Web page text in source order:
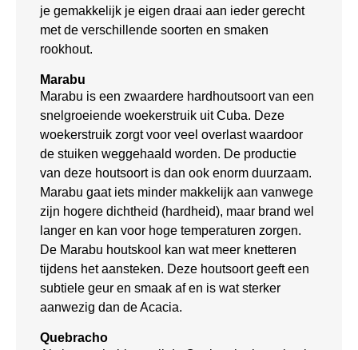
je gemakkelijk je eigen draai aan ieder gerecht
met de verschillende soorten en smaken
rookhout.
Marabu
Marabu is een zwaardere hardhoutsoort van een
snelgroeiende woekerstruik uit Cuba. Deze
woekerstruik zorgt voor veel overlast waardoor
de stuiken weggehaald worden. De productie
van deze houtsoort is dan ook enorm duurzaam.
Marabu gaat iets minder makkelijk aan vanwege
zijn hogere dichtheid (hardheid), maar brand wel
langer en kan voor hoge temperaturen zorgen.
De Marabu houtskool kan wat meer knetteren
tijdens het aansteken. Deze houtsoort geeft een
subtiele geur en smaak af en is wat sterker
aanwezig dan de Acacia.
Quebracho